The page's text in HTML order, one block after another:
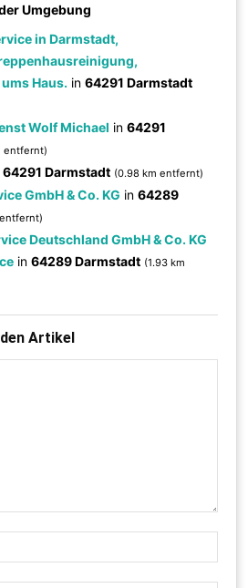
Umgebung
in Darmstadt,
Haus. in64291 Darmstadt
Wolf Michael in64291
entfernt)
64291 Darmstadt (0.98 km entfernt)
GmbH & Co. KG in64289
entfernt)
Deutschland GmbH & Co. KG
in64289 Darmstadt (1.93 km
Artikel